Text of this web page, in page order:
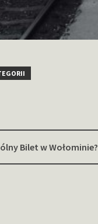
Bilet w Wołominie?